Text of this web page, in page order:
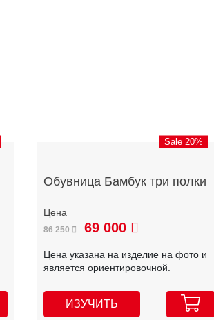
Sale 20%
Обувница Бамбук три полки
86 250 69 000
Цена указана на изделие на фото и
является ориентировочной.
ИЗУЧИТЬ